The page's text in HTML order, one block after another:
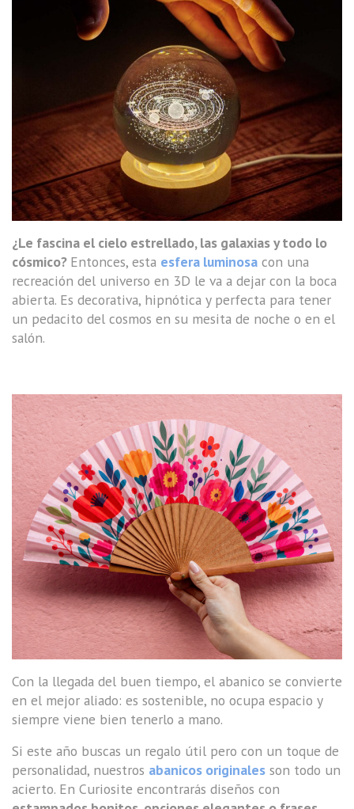
¿Le fascina el cielo estrellado, las galaxias y todo lo
cósmico? Entonces, esta esfera luminosa con una
recreación del universo en 3D le va a dejar con la boca
abierta. Es decorativa, hipnótica y perfecta para tener
un pedacito del cosmos en su mesita de noche o en el
salón.
Con la llegada del buen tiempo, el abanico se convierte
en el mejor aliado: es sostenible, no ocupa espacio y
siempre viene bien tenerlo a mano.
Si este año buscas un regalo útil pero con un toque de
personalidad, nuestros abanicos originales son todo un
acierto. En Curiosite encontrarás diseños con